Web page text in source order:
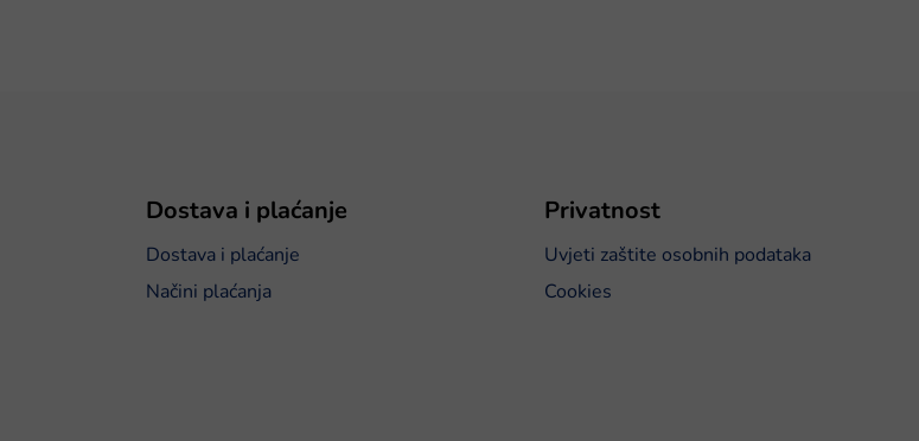
Dostava i plaćanje
Dostava i plaćanje
Načini plaćanja
Privatnost
Uvjeti zaštite osobnih podataka
Cookies